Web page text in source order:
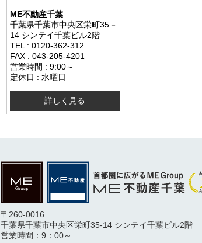
ME不動産千葉
千葉県千葉市中央区栄町35－
14 シンテイ千葉ビル2階
TEL : 0120-362-312
FAX : 043-205-4201
営業時間 : 9:00～
定休日 : 水曜日
詳しく見る
〒260-0016
千葉県千葉市中央区栄町35-14 シンテイ千葉ビル2階
営業時間：9：00～